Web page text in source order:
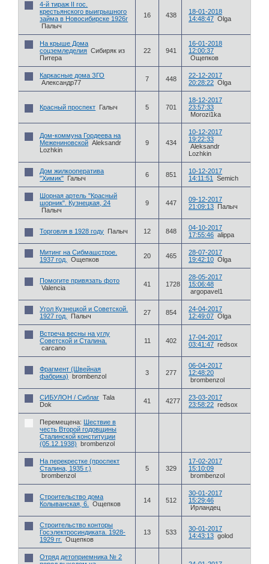
4-й тираж II гос.
крестьянского выигрышного
займа в Новосибирске 1926г
Палыч
16 438
18-01-2018
14:48:47 Olga
На крыше Дома
соцземледелия Сибиряк из
Питера
22 941
16-01-2018
12:00:37
Ощепков
Каркасные дома ЗГО
Александр77
7 448
22-12-2017
20:28:22 Olga
Красный проспект Галыч 5 701
18-12-2017
23:57:33
Morozi1ka
Дом-коммуна Гордеева на
Межениновской Aleksandr
Lozhkin
9 434
10-12-2017
19:22:33
Aleksandr
Lozhkin
Дом жилкооператива
"Химик" Галыч 6 851
10-12-2017
14:11:51
Semich
Шорная артель "Красный
шорник". Кузнецкая, 24
Палыч
9 447
09-12-2017
21:09:13 Палыч
Торговля в 1928 году Палыч 12 848
04-10-2017
17:55:46 alippa
Митинг на Сибмашстрое.
1937 год.
Ощепков 20 465
28-07-2017
19:42:10 Olga
Помогите привязать фото
Valencia
41 1728
28-05-2017
15:06:48
argopavel1
Угол Кузнецкой и Советской.
1927 год.
Палыч 27 854
24-04-2017
12:49:07 Olga
Встреча весны на углу
Советской и Сталина.
carcano
11 402
17-04-2017
03:41:47 redsox
Фрагмент (Швейная
фабрика)
brombenzol 3 277
06-04-2017
12:48:20
brombenzol
СИБУЛОН / Сиблаг Tala
Dok
41 4277
23-03-2017
23:58:22 redsox
Перемещена: Шествие в
честь Второй годовщины
Сталинской конституции
(05.12.1938)
brombenzol
На перекрестке (проспект
Сталина, 1935 г.)
brombenzol
5 329
17-02-2017
15:10:09
brombenzol
Строительство дома
Колыванская, 6.
Ощепков 14 512
30-01-2017
15:29:46
Ирландец
Строительство конторы
Госэлектросиндиката. 1928-
1929 гг.
Ощепков
13 533
30-01-2017
14:43:13 golod
Отряд детоприемника № 2